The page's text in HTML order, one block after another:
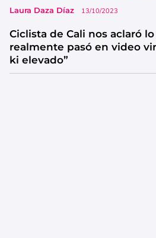
Laura Daza Díaz 13/10/2023
Ciclista de Cali nos aclaró
realmente pasó en video
ki elevado”